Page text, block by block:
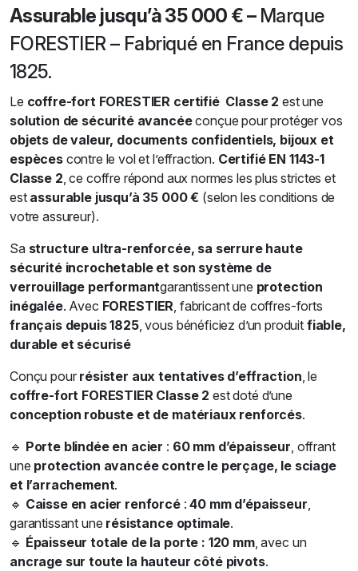
Assurable jusqu’à 35 000 € – Marque
FORESTIER – Fabriqué en France depuis
1825.
Le coffre-fort FORESTIER certifié Classe 2 est une
solution de sécurité avancéeconçue pour protéger vos
objets de valeur, documents confidentiels, bijoux et
espècescontre le vol et l’effraction. Certifié EN 1143-1
Classe 2 , ce coffre répond aux normes les plus strictes et
est assurable jusqu’à 35 000 € (selon les conditions de
votre assureur).
Sa structure ultra-renforcée, sa serrure haute
sécurité incrochetable et son système de
verrouillage performantgarantissent une protection
inégalée. Avec FORESTIER , fabricant de coffres-forts
français depuis 1825, vous bénéficiez d’un produit fiable,
durable et sécurisé
Conçu pour résister aux tentatives d’effraction , le
coffre-fort FORESTIER Classe 2 est doté d’une
conception robuste et de matériaux renforcés.
🔹 Porte blindée en acier : 60 mm d’épaisseur , offrant
une protection avancée contre le perçage, le sciage
et l’arrachement.
🔹 Caisse en acier renforcé:40 mm d’épaisseur
garantissant une résistance optimale.
🔹 Épaisseur totale de la porte : 120 mm, avec un
ancrage sur toute la hauteur côté pivots.